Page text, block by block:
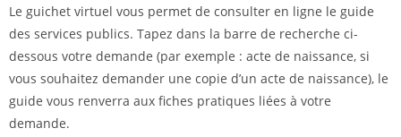
Le guichet virtuel vous permet de consulter en ligne le guide
des services publics. Tapez dans la barre de recherche ci-
dessous votre demande (par exemple : acte de naissance, si
vous souhaitez demander une copie d’un acte de naissance), le
guide vous renverra aux fiches pratiques liées à votre
demande.